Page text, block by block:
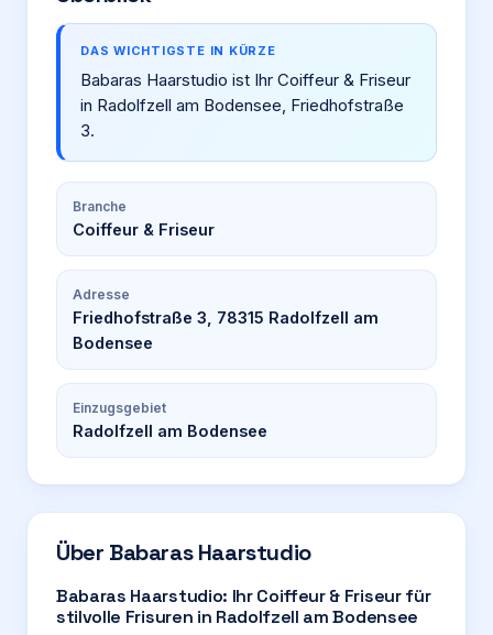
DAS WICHTIGSTE IN KÜRZE
Babaras Haarstudio ist Ihr Coiffeur & Friseur
in Radolfzell am Bodensee, Friedhofstraße
3.
Branche
Coiffeur & Friseur
Adresse
Friedhofstraße 3, 78315 Radolfzell am
Bodensee
Einzugsgebiet
Radolfzell am Bodensee
Über Babaras Haarstudio
Babaras Haarstudio: Ihr Coiffeur & Friseur für
stilvolle Frisuren in Radolfzell am Bodensee